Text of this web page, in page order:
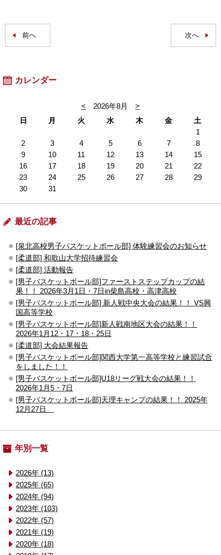
前へ 次へ
カレンダー
< 2026年8月
>
日
月 火 水 木 金
土
1
2
3 4 5 6 7
8
9
10 11 12 13 14
15
16
17 18 19 20 21
22
23
24 25 26 27 28
29
30
31
最近の記事
[泉北高校男子バスケットボール部] 体験練習会のお知らせ
[柔道部] 和歌山大学招待練習会
[柔道部] 活動報告
[男子バスケットボール部]ファーストステップカップの結
果！！ 2026年3月1日・7日in柴島高校・高津高校
[男子バスケットボール部] 新人戦中央大会の結果！！ VS興
国高等学校
[男子バスケットボール部]新人戦南地区大会の結果！！
2026年1月12・17・18・25日
[柔道部] 大会結果報告
[男子バスケットボール部]関西大学第一高等学校と練習試合
をしました！！
[男子バスケットボール部]U18リーグ戦大会の結果！！
2026年1月5・7日
[男子バスケットボール部]天理キャンプの結果！！ 2025年
12月27日
年別一覧
2026年 (13)
2025年 (65)
2024年 (94)
2023年 (103)
2022年 (57)
2021年 (19)
2020年 (18)